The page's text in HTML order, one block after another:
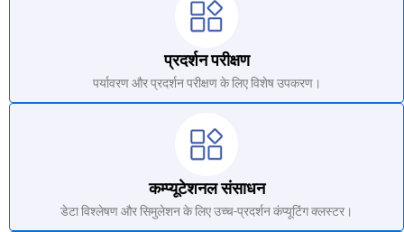
प्रदर्शन परीक्षण
पर्यावरण और प्रदर्शन परीक्षण के लिए विशेष उपकरण।
कम्प्यूटेशनल संसाधन
डेटा विश्लेषण और सिमुलेशन के लिए उच्च-प्रदर्शन कंप्यूटिंग क्लस्टर।